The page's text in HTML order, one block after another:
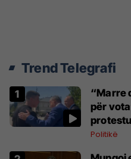
Trend Telegrafi
“Marre
për
Hamzës
Politikë